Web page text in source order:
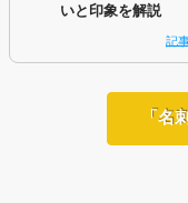
いと印象を解説
記
「名